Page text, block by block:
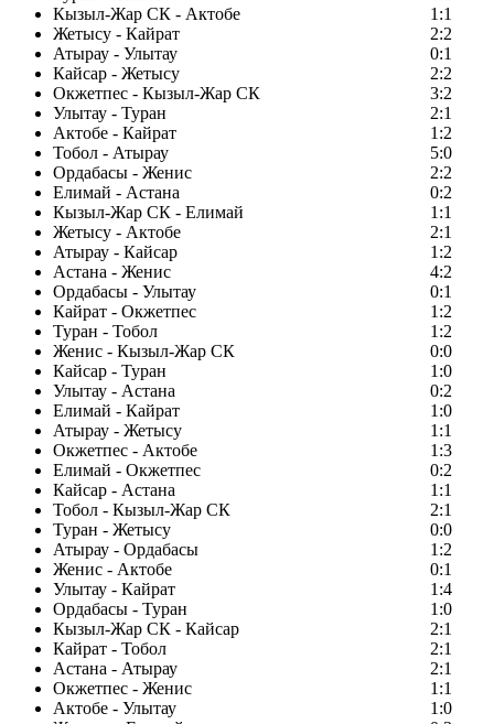
Кызыл-Жар СК - Актобе
1:1
Жетысу - Кайрат
2:2
Атырау - Улытау
0:1
Кайсар - Жетысу
2:2
Окжетпес - Кызыл-Жар СК
3:2
Улытау - Туран
2:1
Актобе - Кайрат
1:2
Тобол - Атырау
5:0
Ордабасы - Женис
2:2
Елимай - Астана
0:2
Кызыл-Жар СК - Елимай
1:1
Жетысу - Актобе
2:1
Атырау - Кайсар
1:2
Астана - Женис
4:2
Ордабасы - Улытау
0:1
Кайрат - Окжетпес
1:2
Туран - Тобол
1:2
Женис - Кызыл-Жар СК
0:0
Кайсар - Туран
1:0
Улытау - Астана
0:2
Елимай - Кайрат
1:0
Атырау - Жетысу
1:1
Окжетпес - Актобе
1:3
Елимай - Окжетпес
0:2
Кайсар - Астана
1:1
Тобол - Кызыл-Жар СК
2:1
Туран - Жетысу
0:0
Атырау - Ордабасы
1:2
Женис - Актобе
0:1
Улытау - Кайрат
1:4
Ордабасы - Туран
1:0
Кызыл-Жар СК - Кайсар
2:1
Кайрат - Тобол
2:1
Астана - Атырау
2:1
Окжетпес - Женис
1:1
Актобе - Улытау
1:0